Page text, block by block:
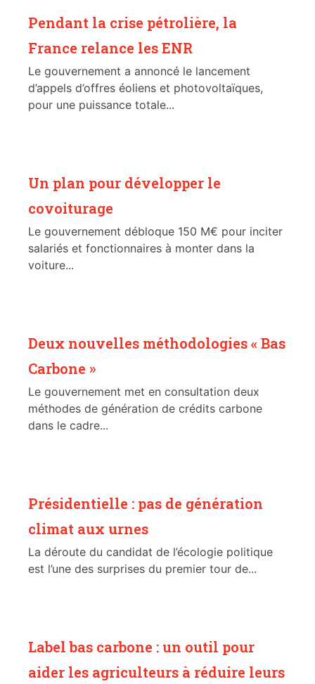
Pendant la crise pétrolière, la
France relance les ENR
Le gouvernement a annoncé le lancement
d’appels d’offres éoliens et photovoltaïques,
pour une puissance totale...
Un plan pour développer le
covoiturage
Le gouvernement débloque 150 M€ pour inciter
salariés et fonctionnaires à monter dans la
voiture...
Deux nouvelles méthodologies « Bas
Carbone »
Le gouvernement met en consultation deux
méthodes de génération de crédits carbone
dans le cadre...
Présidentielle : pas de génération
climat aux urnes
La déroute du candidat de l’écologie politique
est l’une des surprises du premier tour de...
Label bas carbone : un outil pour
aider les agriculteurs à réduire leurs